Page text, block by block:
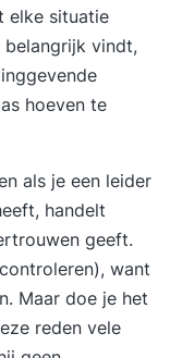
en
aanpak
direct kunt
resultaten
en rustige
tot 10
gerichte
Je krijgt
aangereikt
en je
elke situatie
belangrijk vindt,
hoeven te
als je een leider
handelt
geeft.
want
Maar doe je het
reden vele